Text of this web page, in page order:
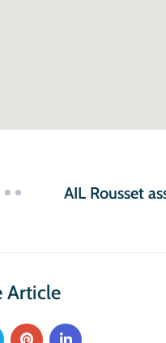
AIL Rousset
Article